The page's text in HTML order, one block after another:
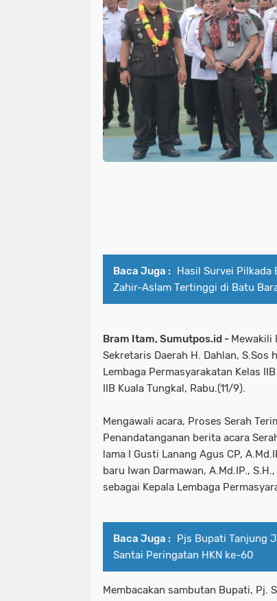
Baca Juga :
Hasil Survei
Zahir-Aslam Tertinggi di Batu
Bram Itam, Sumutpos.id - Mewakili
Sekretaris Daerah H. Dahlan, S.Sos
Lembaga Permasyarakatan Kelas
IIB Kuala Tungkal, Rabu.(11/9).
Mengawali acara, Proses Serah
Penandatanganan berita acara
lama I Gusti Lanang Agus CP,
baru Iwan Darmawan, A.Md.IP.,
sebagai Kepala Lembaga
Baca Juga :
Pjs Bupati Tanjung
Santai Peringatan HKN ke-60
Membacakan sambutan Bupati, Pj.